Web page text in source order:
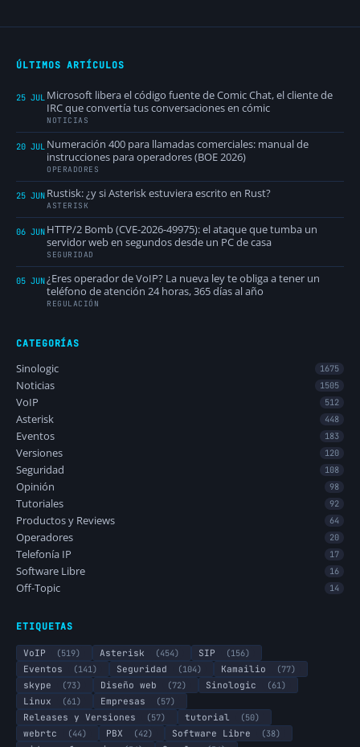
ÚLTIMOS ARTÍCULOS
25 JUL Microsoft libera el código fuente de Comic Chat, el cliente de
IRC que convertía tus conversaciones en cómic
NOTICIAS
20 JUL Numeración 400 para llamadas comerciales: manual de
instrucciones para operadores (BOE 2026)
OPERADORES
25 JUN Rustisk: ¿y si Asterisk estuviera escrito en Rust?
ASTERISK
06 JUN HTTP/2 Bomb (CVE-2026-49975): el ataque que tumba un
servidor web en segundos desde un PC de casa
SEGURIDAD
05 JUN¿Eres operador de VoIP? La nueva ley te obliga a tener un
teléfono de atención 24 horas, 365 días al año
REGULACIÓN
CATEGORÍAS
Sinologic 1675
Noticias 1505
VoIP 512
Asterisk 448
Eventos 183
Versiones 120
Seguridad 108
Opinión 98
Tutoriales 92
Productos y Reviews 64
Operadores 20
Telefonía IP 17
Software Libre 16
Off-Topic 14
ETIQUETAS
VoIP (519) Asterisk (454) SIP
(156)
Eventos
(141) Seguridad (104) Kamailio
(77)
skype
(73) Diseño web (72) Sinologic
(61)
Linux
(61) Empresas
(57)
Releases y Versiones
(57) tutorial
(50)
webrtc
(44) PBX (42) Software Libre
(38)